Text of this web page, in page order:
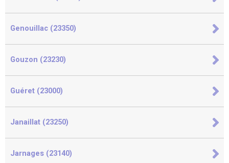
Genouillac (23350)
Gouzon (23230)
Guéret (23000)
Janaillat (23250)
Jarnages (23140)